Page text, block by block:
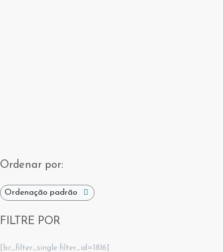
Ordenar por:
FILTRE POR
[br_filter_single filter_id=1816]